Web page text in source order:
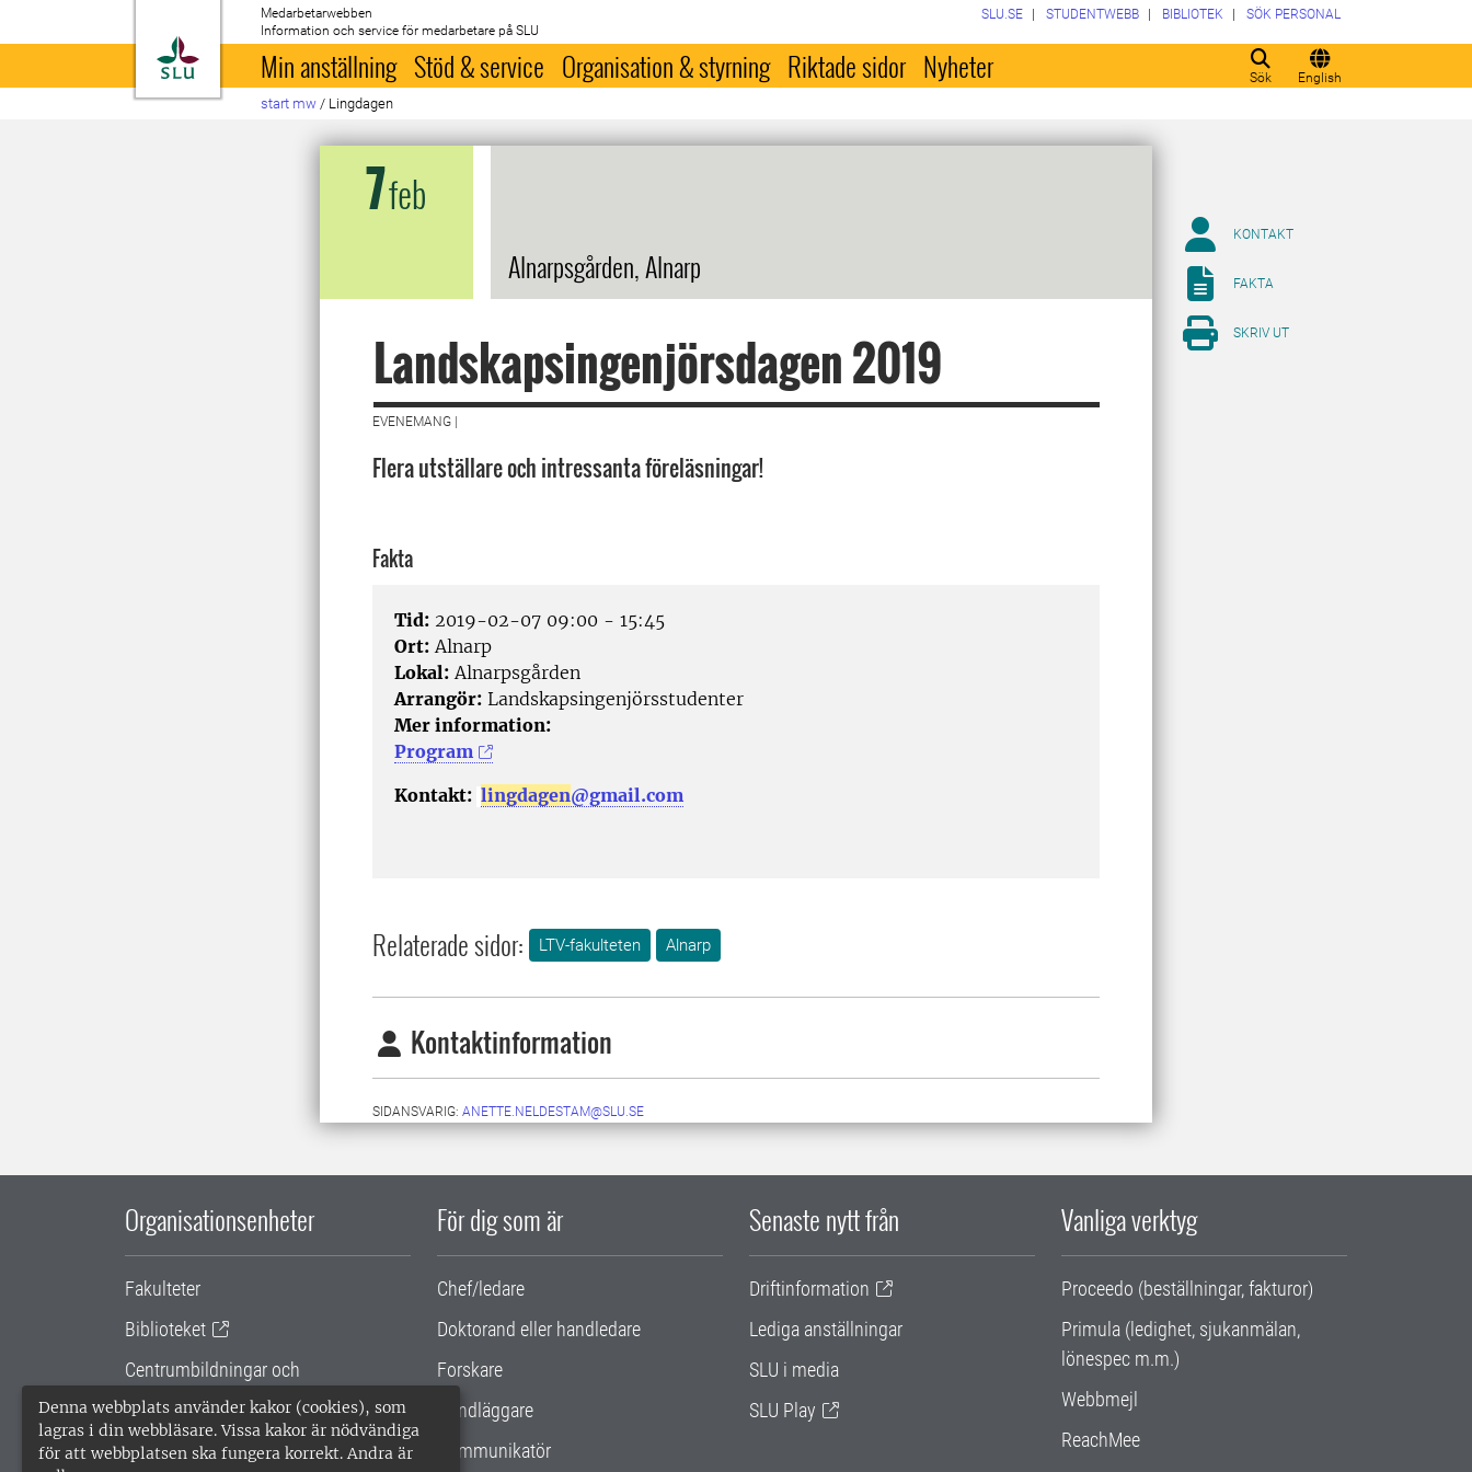
Denna webbplats använder kakor (cookies), som
lagras i din webbläsare. Vissa kakor är nödvändiga
för att webbplatsen ska fungera korrekt. Andra är
Till startsida
Medarbetarwebben
Information och service för medarbetare på SLU
Sök English
SLU.SE STUDENTWEBB BIBLIOTEK SÖK PERSONAL
Min anställning Stöd & service Organisation & styrning Riktade sidor Nyheter
start mw / Lingdagen
7feb
Alnarpsgården, Alnarp
Landskapsingenjörsdagen 2019
EVENEMANG |
Flera utställare och intressanta föreläsningar!
Fakta
Tid: 2019-02-07 09:00 - 15:45
Ort: Alnarp
Lokal: Alnarpsgården
Arrangör: Landskapsingenjörsstudenter
Mer information:
Program
Kontakt: lingdagen@gmail.com
Relaterade sidor: LTV-fakulteten Alnarp
Kontaktinformation
SIDANSVARIG: ANETTE.NELDESTAM@SLU.SE
KONTAKT
FAKTA
SKRIV UT
Organisationsenheter
Fakulteter
Biblioteket
Centrumbildningar och
samarbetsprojekt
Gemensamma verksamhetsstödet
För dig som är
Chef/ledare
Doktorand eller handledare
Forskare
Handläggare
Kommunikatör
Senaste nytt från
Driftinformation
Lediga anställningar
SLU i media
SLU Play
Vanliga verktyg
Proceedo (beställningar, fakturor)
Primula (ledighet, sjukanmälan,
lönespec m.m.)
Webbmejl
ReachMee